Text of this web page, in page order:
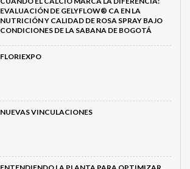
EVALUACIÓN DE GELYFLOW® CA EN LA
NUTRICIÓN Y CALIDAD DE ROSA SPRAY BAJO
CONDICIONES DE LA SABANA DE BOGOTÁ
FLORIEXPO
NUEVAS VINCULACIONES